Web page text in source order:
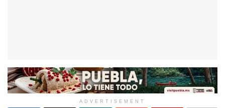
ADVERTISEMENT